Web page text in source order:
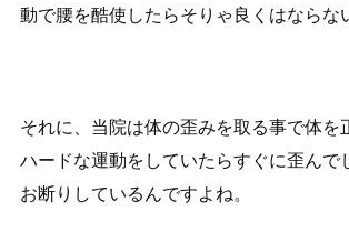
動で腰を酷使したらそりゃ良くはならな
それに、当院は体の歪みを取る事で体を
ハードな運動をしていたらすぐに歪んで
お断りしているんですよね。